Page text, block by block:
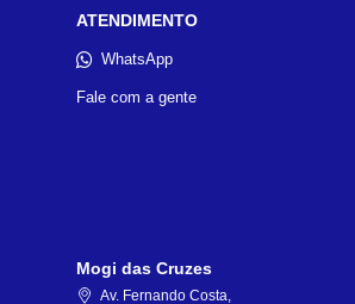
ATENDIMENTO
WhatsApp
Fale com a gente
Mogi das Cruzes
Av. Fernando Costa,